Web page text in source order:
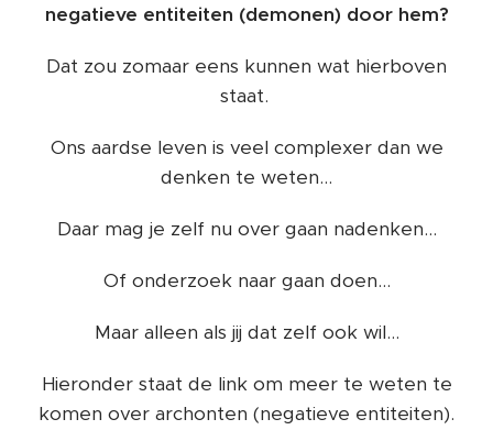
negatieve entiteiten (demonen) door hem?
Dat zou zomaar eens kunnen wat hierboven
staat.
Ons aardse leven is veel complexer dan we
denken te weten...
Daar mag je zelf nu over gaan nadenken...
Of onderzoek naar gaan doen...
Maar alleen als jij dat zelf ook wil...
Hieronder staat de link om meer te weten te
komen over archonten (negatieve entiteiten).